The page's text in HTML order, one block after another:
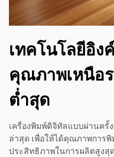
เทคโนโลยีอิง
คุณภาพเหนือ
ต่ำสุด
เครื่องพิมพ์ดิจิทัลแบบผ่านครั้
ล่าสุด เพื่อให้ได้คุณภาพการพิ
ประสิทธิภาพในการผลิตสูงสุ